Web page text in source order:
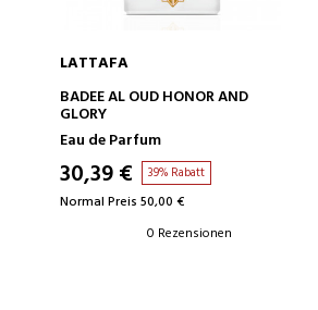
IN DEN WARENKORB
LATTAFA
BADEE AL OUD HONOR AND
GLORY
Eau de Parfum
30,39 € 39% Rabatt
Normal Preis 50,00 €
0 Rezensionen